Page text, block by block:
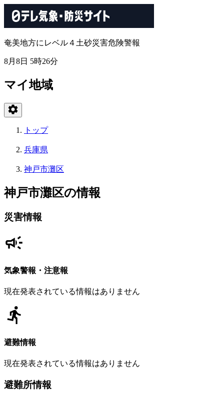
奄美地方にレベル４土砂災害危険警報
8月8日 5時26分
マイ地域
トップ
兵庫県
神戸市灘区
神戸市灘区の情報
災害情報
気象警報・注意報
現在発表されている情報はありません
避難情報
現在発表されている情報はありません
避難所情報